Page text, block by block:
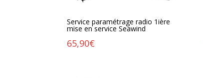
Service paramétrage radio 1ière
mise en service Seawind
65,90€